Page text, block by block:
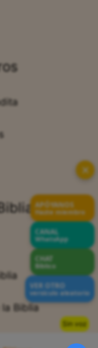
Sin voz
Biblia
✕
APÓYANOS
Hazte miembro
CANAL
WhatsApp
CHAT
Bíblico
VER OTRO
versículo aleatorio